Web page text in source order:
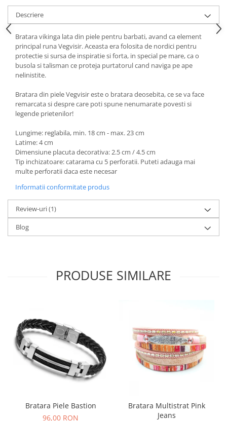
Descriere
Bratara vikinga lata din piele pentru barbati, avand ca element
principal runa Vegvisir. Aceasta era folosita de nordici pentru
protectie si sursa de inspiratie si forta, in special pe mare, ca o
busola si talisman ce proteja purtatorul cand naviga pe ape
nelinistite.
Bratara din piele Vegvisir este o bratara deosebita, ce se va face
remarcata si despre care poti spune nenumarate povesti si
legende prietenilor!
Lungime: reglabila, min. 18 cm - max. 23 cm
Latime: 4 cm
Dimensiune placuta decorativa: 2.5 cm / 4.5 cm
Tip inchizatoare: catarama cu 5 perforatii. Puteti adauga mai
multe perforatii daca este necesar
Informatii conformitate produs
Review-uri(1)
Blog
PRODUSE SIMILARE
Bratara Piele Bastion
96,00 RON
Bratara Multistrat Pink
Jeans